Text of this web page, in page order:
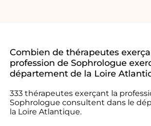
Combien de thérapeutes
profession de Sophrologue
département de la Loire
333 thérapeutes exerçant la
Sophrologue consultent dans le
la Loire Atlantique.